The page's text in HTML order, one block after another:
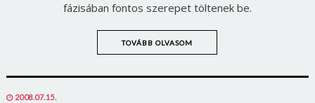
fázisában fontos szerepet töltenek be.
TOVÁBB OLVASOM
POSTED
2008.07.15.